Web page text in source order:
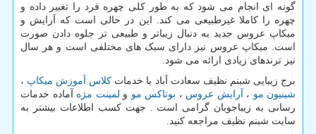
گونه ای انجام می شود که به طور کلی چهره فرد را تغییر داده و
چهره را کاملا غیرطبیعی می کند. این در حالی است که آرایش و
میکاپ عروس جدید به دنبال زیباتر و طبیعی تر جلوه دادن صورت
است. میکاپ عروس نیز دارای سبک های مختلفی است و هر سال
نیز ترندهای زیادی ارائه می شود.
برج زیبایی شبنم نظیف سعادت آباد با خدمات کلاس آموزش میکاپ ،
شینیون مو ، آرایش عروس ، بوتاکس مو و لمینت مژه آماده خدمات
رسانی به زیباجوبان گرامی است . جهت کسب اطلاعات بیشتر به
سایت شبنم نظیف مراجعه کنید.